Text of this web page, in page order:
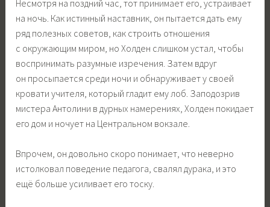
Несмотря на поздний час, тот принимает его, устраивает
на ночь. Как истинный наставник, он пытается дать ему
ряд полезных советов, как строить отношения
с окружающим миром, но Холден слишком устал, чтобы
воспринимать разумные изречения. Затем вдруг
он просыпается среди ночи и обнаруживает у своей
кровати учителя, который гладит ему лоб. Заподозрив
мистера Антолини в дурных намерениях, Холден покидает
его дом и ночует на Центральном вокзале.
Впрочем, он довольно скоро понимает, что неверно
истолковал поведение педагога, свалял дурака, и это
ещё больше усиливает его тоску.